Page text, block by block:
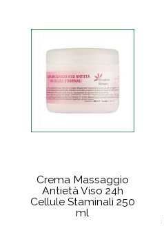
Crema Massaggio
Antietà Viso 24h
Cellule Staminali 250
ml